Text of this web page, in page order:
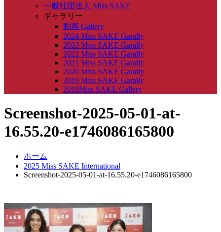
一般社団法人 Miss SAKE
ギャラリー
動画 Gallery
2024 Miss SAKE Garally
2023 Miss SAKE Garally
2022 Miss SAKE Garally
2021 Miss SAKE Garally
2020 Miss SAKE Garally
2019 Miss SAKE Garally
2018Miss SAKE Gallery
Screenshot-2025-05-01-at-
16.55.20-e1746086165800
ホーム
2025 Miss SAKE International
Screenshot-2025-05-01-at-16.55.20-e1746086165800